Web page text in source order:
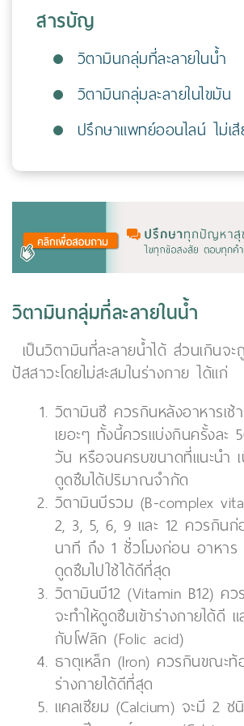
สารบัญ
วิตามินกลุ่มที่ละลายในน้ำ
วิตามินกลุ่มละลายในไขมัน
ปรึกษาแพทย์ออนไลน์ ไม่เ
วิตามินกลุ่มที่ละลายในน้ำ
เป็นวิตามินที่ละลายน้ำได้ ส่วนเกินจ
ปัสสาวะโดยไม่สะสมในร่างกาย ได้แก่
วิตามินซี ควรกินหลังอาหารเช้
เยอะๆ ทั้งนี้ควรแบ่งกินครั้งล
วัน หรือจนครบขนาดที่แนะนำ
ดูดซึมได้ปริมาณจำกัด
วิตามินบีรวม (B-complex
2, 3, 5, 6, 9 และ 12 ควรกิน
นาที ถึง 1 ชั่วโมงก่อน อาหาร
ดูดซึมไปใช้ได้ดีที่สุด
วิตามินบี12 (Vitamin B12) ค
จะทำให้ดูดซึมเข้าร่างกายได้ดี
กับโฟลิก (Folic acid)
ธาตุเหล็ก (Iron) ควรกินขณะท้
ร่างกายได้ดีที่สุด
แคลเซียม (Calcium) จะมี 2 ช